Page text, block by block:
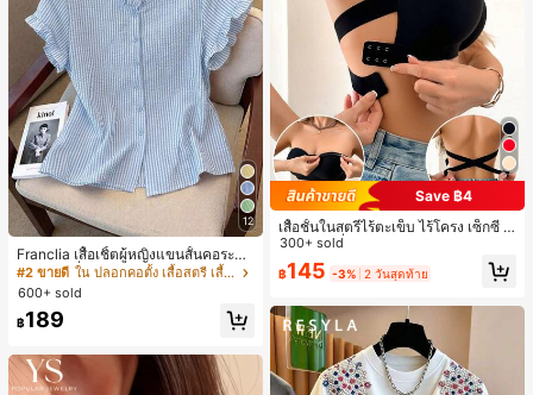
12
Franclia เสื้อเชิ้ตผู้หญิงแขนสั้นคอระบา
ยกระดุมเดี่ยวลายทาง
#2 ขายดี
ใน ปลอกคอตั้ง เสื้อสตรี เสื้อเบลาส์ & Tee
600+ sold
฿189
Save ฿4
เสื้อชั้นในสตรีไร้ตะเข็บ ไร้โครง เซ็กซี่ ด้
านข้างไม่ลื่น แผ่นรองถอดได้ ลายไขว้ห
ลัง ไร้สาย สบายตลอดวัน
300+ sold
฿145 -3% 2 วันสุดท้าย